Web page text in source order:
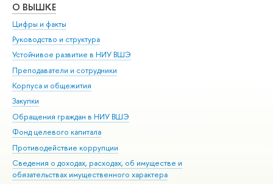
О ВЫШКЕ
Цифры и факты
Руководство и структура
Устойчивое развитие в НИУ ВШЭ
Преподаватели и сотрудники
Корпуса и общежития
Закупки
Обращения граждан в НИУ ВШЭ
Фонд целевого капитала
Противодействие коррупции
Сведения о доходах, расходах, об имуществе и
обязательствах имущественного характера